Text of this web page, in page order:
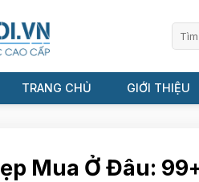
Tìm
TRANG CHỦ GIỚI THIỆU
Mua Ở Đâu: